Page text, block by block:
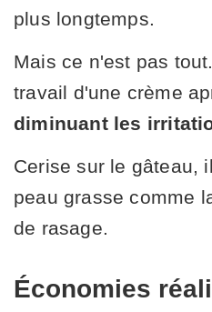
plus longtemps.
Mais ce n'est pas
travail d'une crème
diminuant les
Cerise sur le gâteau,
peau grasse comme
de rasage.
Économies